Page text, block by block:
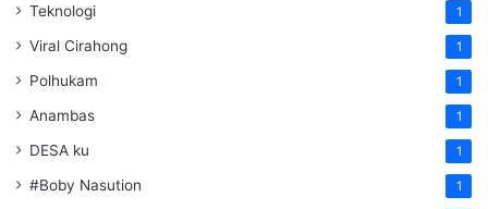
Teknologi 1
Viral Cirahong 1
Polhukam 1
Anambas 1
DESA ku 1
#Boby Nasution 1